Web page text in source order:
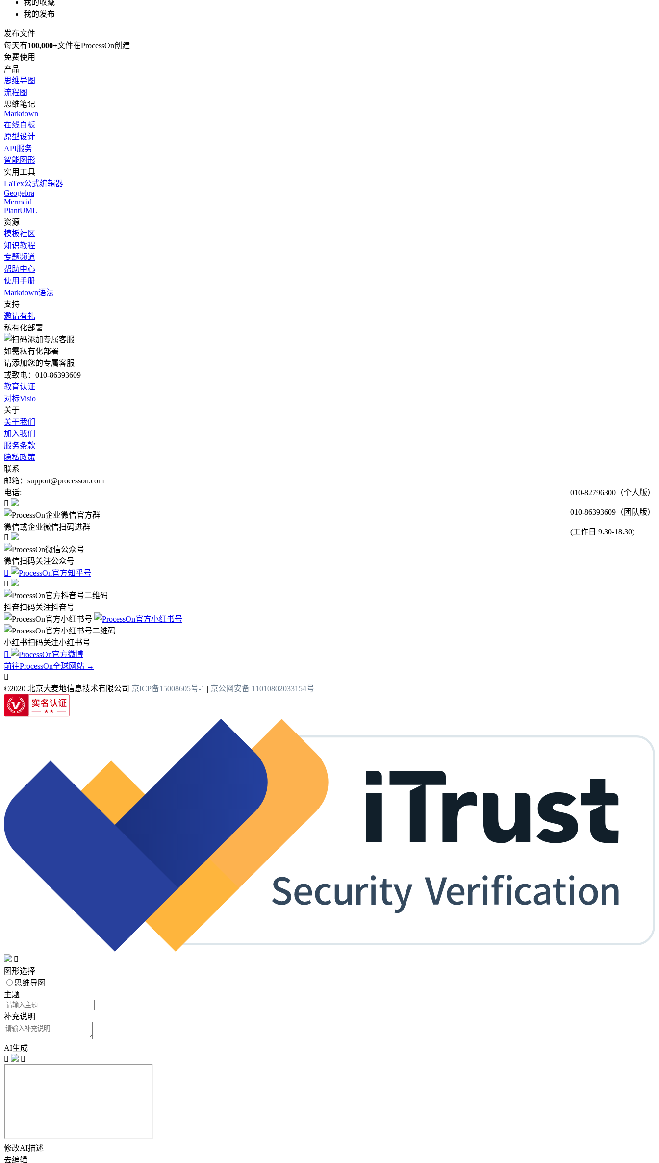
我的收藏
我的发布
发布文件
每天有100,000+文件在ProcessOn创建
免费使用
产品
思维导图
流程图
思维笔记
Markdown
在线白板
原型设计
API服务
智能图形
实用工具
LaTex公式编辑器
Geogebra
Mermaid
PlantUML
资源
模板社区
知识教程
专题频道
帮助中心
使用手册
Markdown语法
支持
邀请有礼
私有化部署
如需私有化部署
请添加您的专属客服
或致电：010-86393609
教育认证
对标Visio
关于
关于我们
加入我们
服务条款
隐私政策
联系
邮箱：support@processon.com
电话:
010-82796300（个人版）
010-86393609（团队版）
(工作日 9:30-18:30)

微信或企业微信扫码进群

微信扫码关注公众号


抖音扫码关注抖音号
小红书扫码关注小红书号

前往ProcessOn全球网站 →

©2020 北京大麦地信息技术有限公司 京ICP备15008605号-1 | 京公网安备 11010802033154号

图形选择
思维导图
主题
补充说明
AI生成


修改AI描述
去编辑